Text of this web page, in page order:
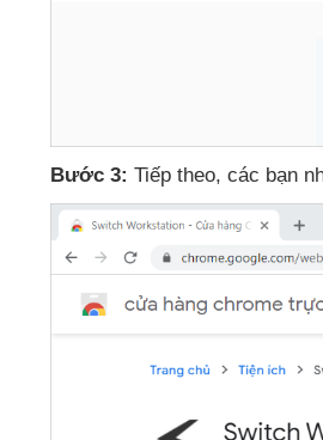
Bước 3: Tiếp theo, các bạn